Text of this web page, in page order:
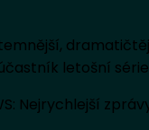
letošní
Nejrychlejší